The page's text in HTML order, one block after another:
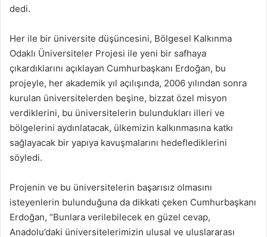
dedi.
Her ile bir üniversite düşüncesini, Bölgesel Kalkınma
Odaklı Üniversiteler Projesi ile yeni bir safhaya
çıkardıklarını açıklayan Cumhurbaşkanı Erdoğan, bu
projeyle, her akademik yıl açılışında, 2006 yılından sonra
kurulan üniversitelerden beşine, bizzat özel misyon
verdiklerini, bu üniversitelerin bulundukları illeri ve
bölgelerini aydınlatacak, ülkemizin kalkınmasına katkı
sağlayacak bir yapıya kavuşmalarını hedeflediklerini
söyledi.
Projenin ve bu üniversitelerin başarısız olmasını
isteyenlerin bulunduğuna da dikkati çeken Cumhurbaşkanı
Erdoğan, “Bunlara verilebilecek en güzel cevap,
Anadolu’daki üniversitelerimizin ulusal ve uluslararası